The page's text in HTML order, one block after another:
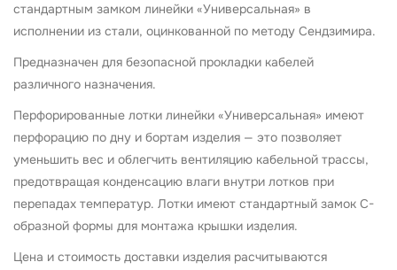
стандартным замком линейки «Универсальная» в
исполнении из стали, оцинкованной по методу Сендзимира.
Предназначен для безопасной прокладки кабелей
различного назначения.
Перфорированные лотки линейки «Универсальная» имеют
перфорацию по дну и бортам изделия — это позволяет
уменьшить вес и облегчить вентиляцию кабельной трассы,
предотвращая конденсацию влаги внутри лотков при
перепадах температур. Лотки имеют стандартный замок С-
образной формы для монтажа крышки изделия.
Цена и стоимость доставки изделия расчитываются